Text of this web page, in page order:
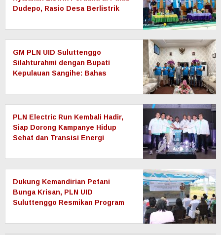
Dudepo, Rasio Desa Berlistrik
Persen
GM PLN UID Suluttenggo
Silahturahmi dengan Bupati
Kepulauan Sangihe: Bahas
hingga Pemulihan Pascabencana
Tamako
PLN Electric Run Kembali Hadir,
Siap Dorong Kampanye Hidup
Sehat dan Transisi Energi
Dukung Kemandirian Petani
Bunga Krisan, PLN UID
Suluttenggo Resmikan Program
Tomohon